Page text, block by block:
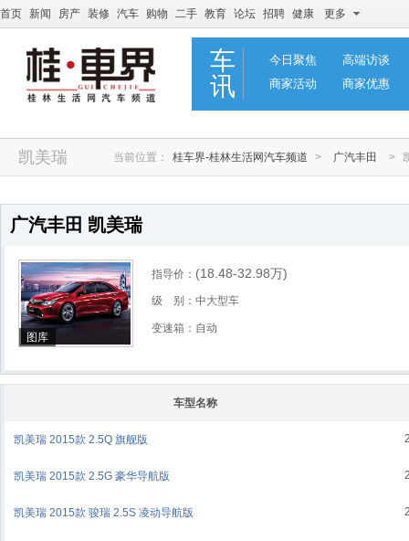
首页 新闻 房产 装修 汽车 购物 二手 教育 论坛 招聘 健康 更多
车
讯
今日聚焦
高端访谈
商家活动
商家优惠
凯美瑞 当前位置： 桂车界-桂林生活网汽车频道 > 广汽丰田 >
广汽丰田 凯美瑞
图库
指导价： (18.48-32.98万)
级 别：中大型车
变速箱：自动
车型名称
凯美瑞 2015款 2.5Q 旗舰版
凯美瑞 2015款 2.5G 豪华导航版
凯美瑞 2015款 骏瑞 2.5S 凌动导航版